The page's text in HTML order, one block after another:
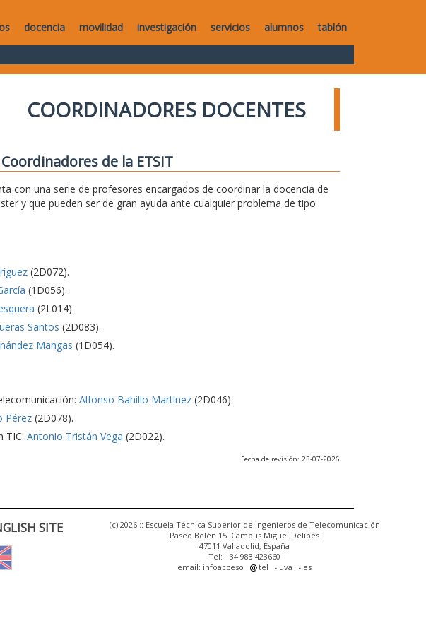
docencia movilidad investigación servicios alumnos tablón
COORDINADORES DOCENTES
de la ETSIT
con una serie de profesores encargados de coordinar la docencia de
y que pueden ser de gran ayuda ante cualquier problema de tipo
(2D072).
(1D056).
(2L014).
Santos (2D083).
Mangas (1D054).
Alfonso Bahillo Martínez(2D046).
Pérez(2D078).
TIC: Antonio Tristán Vega (2D022).
Fecha de revisión: 23-07-2026
SITE
(c) 2026 :: Escuela Técnica Superior de Ingenieros de Telecomunicación
Paseo Belén 15. Campus Miguel Delibes
47011 Valladolid, España
Tel: +34 983 423660
email: infoacceso
tel uva es